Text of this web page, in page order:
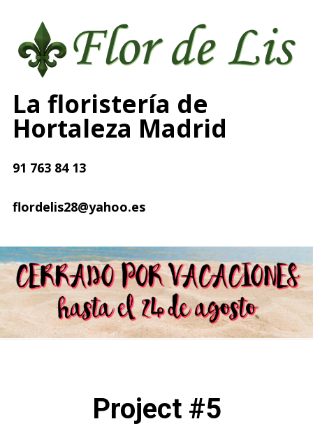
La floristería de
Hortaleza Madrid
91 763 84 13
flordelis28@yahoo.es
Project #5